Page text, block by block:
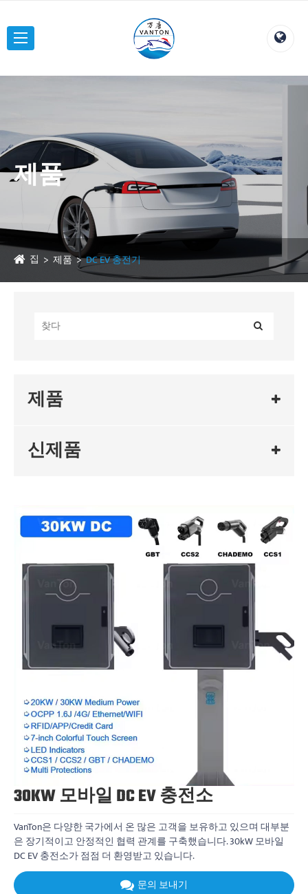
제품
집 제품 DC EV 충전기
제품
신제품
30KW 모바일 DC EV 충전소
VanTon은 다양한 국가에서 온 많은 고객을 보유하고 있으며 대부분
은 장기적이고 안정적인 협력 관계를 구축했습니다. 30kW 모바일
DC EV 충전소가 점점 더 환영받고 있습니다.
문의 보내기